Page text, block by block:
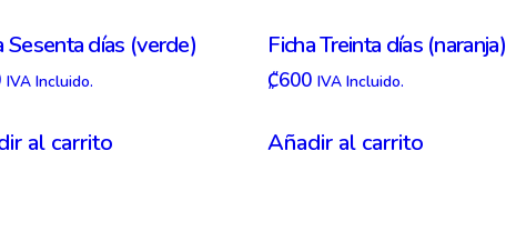
Sesenta días (verde)
IVA Incluido.
al carrito
Ficha Treinta días (naranja)
₡600 IVA Incluido.
Añadir al carrito